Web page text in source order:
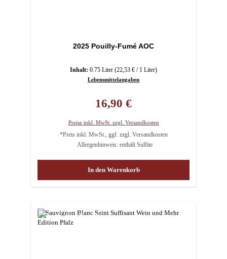
2025 Pouilly-Fumé AOC
Inhalt: 0.75 Liter (22,53 € / 1 Liter)
Lebensmittelangaben
16,90 €
Preise inkl. MwSt. zzgl. Versandkosten
*Preis inkl. MwSt., ggf. zzgl. Versandkosten
Allergenhinweis: enthält Sulfite
In den Warenkorb